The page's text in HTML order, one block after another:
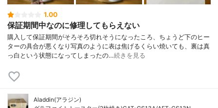
1.00
保証期間中なのに修理してもらえない
購入して保証期間がそろそろ切れそうになったころ、ちょうど下のヒー
ターの具合が悪くなり写真のように表は焦げるくらい焼いても、裏は真
っ白という状態になってしまったの…続きを見る
Aladdin(アラジン)